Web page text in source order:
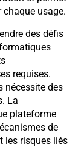
chaque usage.
des défis
requises.
nécessite des
La
plateforme
de
les risques liés